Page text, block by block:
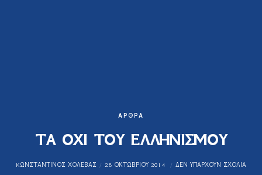
ΆΡΘΡΑ
ΤΑ ΟΧΙ ΤΟΥ ΕΛΛΗΝΙΣΜΟΥ
KΩΝΣΤΑΝΤΊΝΟΣ ΧΟΛΈΒΑΣ 28 ΟΚΤΩΒΡΊΟΥ 2014 ΔΕΝ ΥΠΆΡΧΟΥΝ ΣΧΌΛΙΑ